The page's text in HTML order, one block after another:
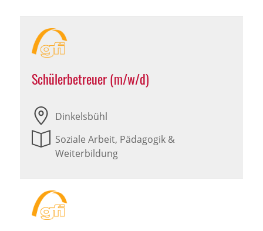
Schülerbetreuer (m/w/d)
Dinkelsbühl
Soziale Arbeit, Pädagogik &
Weiterbildung